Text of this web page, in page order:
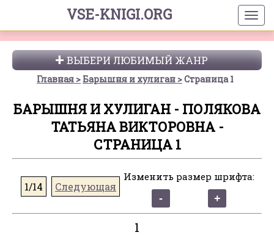
VSE-KNIGI.ORG
ВЫБЕРИ ЛЮБИМЫЙ ЖАНР
Главная Барышня и хулиган Страница 1
БАРЫШНЯ И ХУЛИГАН - ПОЛЯКОВА
ТАТЬЯНА ВИКТОРОВНА -
СТРАНИЦА 1
1/14 Следующая
Изменить размер шрифта:
1